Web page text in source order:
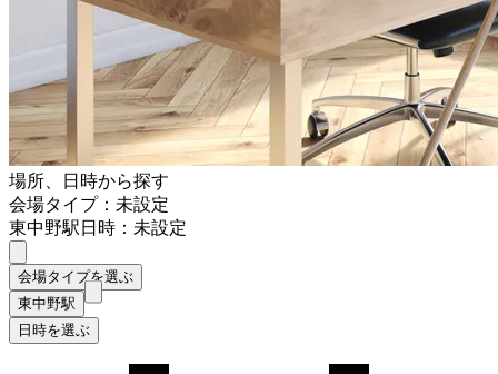
場所、日時から探す
会場タイプ：未設定
東中野駅日時：未設定
会場タイプを選ぶ
東中野駅
日時を選ぶ